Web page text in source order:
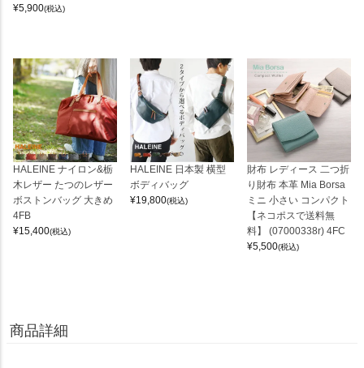
¥5,900(税込)
HALEINE ナイロン&栃
木レザー たつのレザー
ボストンバッグ 大きめ
4FB
¥15,400(税込)
HALEINE 日本製 横型
ボディバッグ
¥19,800(税込)
財布 レディース 二つ折
り財布 本革 Mia Borsa
ミニ 小さい コンパクト
【ネコポスで送料無
料】 (07000338r) 4FC
¥5,500(税込)
商品詳細